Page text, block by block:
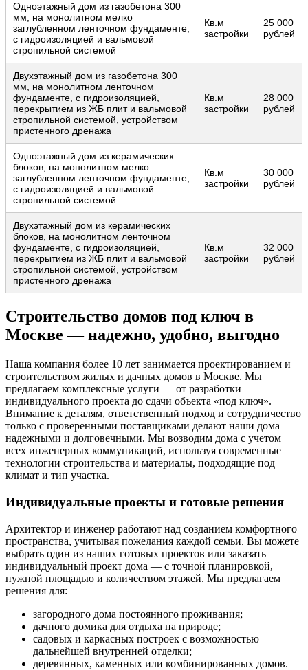
Одноэтажный дом из газобетона 300
мм, на монолитном мелко
заглубленном ленточном фундаменте,
с гидроизоляцией и вальмовой
стропильной системой
Кв.м
застройки
25 000
рублей
Двухэтажный дом из газобетона 300
мм, на монолитном ленточном
фундаменте, с гидроизоляцией,
перекрытием из ЖБ плит и вальмовой
стропильной системой, устройством
пристенного дренажа
Кв.м
застройки
28 000
рублей
Одноэтажный дом из керамических
блоков, на монолитном мелко
заглубленном ленточном фундаменте,
с гидроизоляцией и вальмовой
стропильной системой
Кв.м
застройки
30 000
рублей
Двухэтажный дом из керамических
блоков, на монолитном ленточном
фундаменте, с гидроизоляцией,
перекрытием из ЖБ плит и вальмовой
стропильной системой, устройством
пристенного дренажа
Кв.м
застройки
32 000
рублей
Строительство домов под ключ в
Москве — надежно, удобно, выгодно
Наша компания более 10 лет занимается проектированием и
строительством жилых и дачных домов в Москве. Мы
предлагаем комплексные услуги — от разработки
индивидуального проекта до сдачи объекта «под ключ».
Внимание к деталям, ответственный подход и сотрудничество
только с проверенными поставщиками делают наши дома
надежными и долговечными. Мы возводим дома с учетом
всех инженерных коммуникаций, используя современные
технологии строительства и материалы, подходящие под
климат и тип участка.
Индивидуальные проекты и готовые решения
Архитектор и инженер работают над созданием комфортного
пространства, учитывая пожелания каждой семьи. Вы можете
выбрать один из наших готовых проектов или заказать
индивидуальный проект дома — с точной планировкой,
нужной площадью и количеством этажей. Мы предлагаем
решения для:
загородного дома постоянного проживания;
дачного домика для отдыха на природе;
садовых и каркасных построек с возможностью
дальнейшей внутренней отделки;
деревянных, каменных или комбинированных домов.